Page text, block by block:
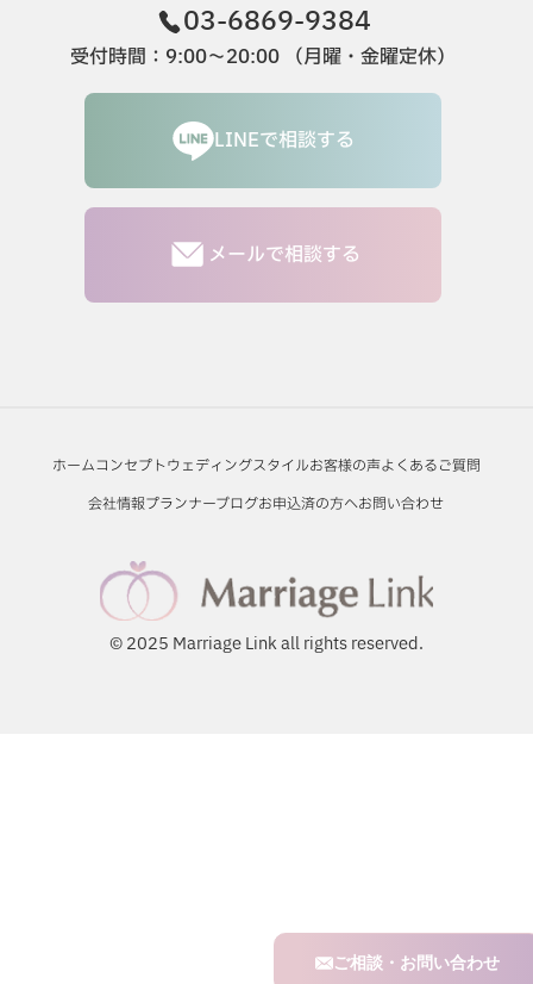
03-6869-9384
受付時間：9:00〜20:00 （月曜・金曜定休）
LINEで相談する
メールで相談する
ホームコンセプトウェディングスタイルお客様の声よくあるご質問
会社情報プランナーブログお申込済の方へお問い合わせ
© 2025 Marriage Link all rights reserved.
ご相談・お問い合わせ